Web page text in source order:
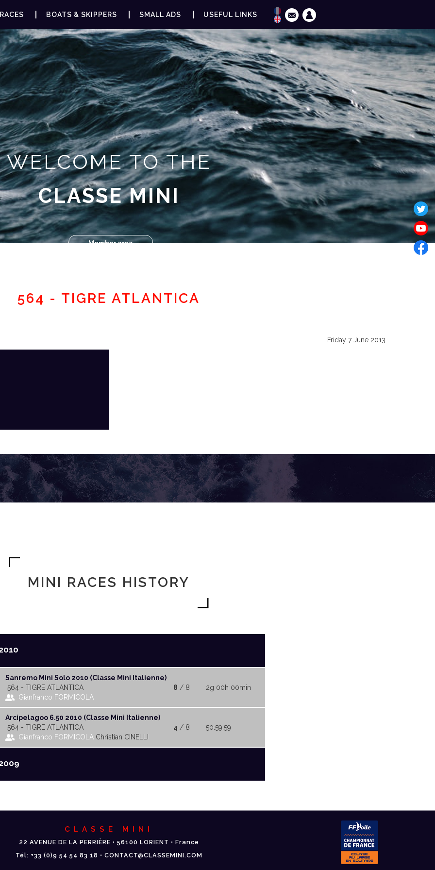
RACES BOATS & SKIPPERS SMALL ADS USEFUL LINKS
WELCOME TO THE
CLASSE MINI
Member area
564 - TIGRE ATLANTICA
Friday 7 June 2013
MINI RACES HISTORY
Sanremo Mini Solo 2010 (Classe Mini Italienne)
564 - TIGRE ATLANTICA
Gianfranco FORMICOLA
8 / 8 2g 00h 00min
Arcipelagoo 6.50 2010 (Classe Mini Italienne)
564 - TIGRE ATLANTICA
Gianfranco FORMICOLA Christian CINELLI
4 / 8 50:59:59
CLASSE MINI
22 AVENUE DE LA PERRIÈRE • 56100 LORIENT • France
Tél: +33 (0)9 54 54 83 18 • CONTACT@CLASSEMINI.COM